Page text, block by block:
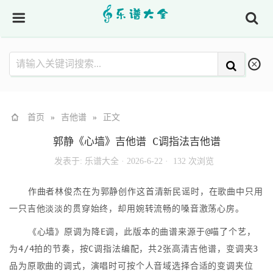
首页 » 吉他谱 » 正文
郭静《心墙》吉他谱 C调指法吉他谱
发表于: 乐谱大全 · 2026-6-22 · 132 次浏览
作曲者林俊杰在为郭静创作这首清新民谣时，在歌曲中只用
一只吉他淡淡的贯穿始终，却用婉转流畅的嗓音激荡心房。
《心墙》原调为降E调，此版本的曲谱来源于@喵了个艺，
为4/4拍的节奏，按C调指法编配，共2张高清吉他谱，变调夹3
品为原歌曲的调式，演唱时可按个人音域选择合适的变调夹位